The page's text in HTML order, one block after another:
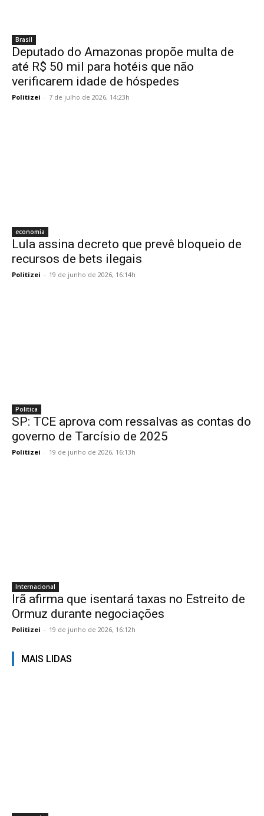
Brasil
Deputado do Amazonas propõe multa de
até R$ 50 mil para hotéis que não
verificarem idade de hóspedes
Politizei - 7 de julho de 2026, 14:23h
economia
Lula assina decreto que prevê bloqueio de
recursos de bets ilegais
Politizei - 19 de junho de 2026, 16:14h
Politica
SP: TCE aprova com ressalvas as contas do
governo de Tarcísio de 2025
Politizei - 19 de junho de 2026, 16:13h
Internacional
Irã afirma que isentará taxas no Estreito de
Ormuz durante negociações
Politizei - 19 de junho de 2026, 16:12h
MAIS LIDAS